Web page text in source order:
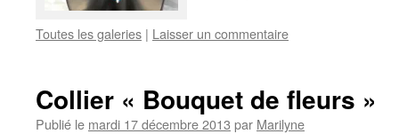
Toutes les galeries | Laisser un commentaire
Collier « Bouquet de fleurs »
Publié le mardi 17 décembre 2013 par Marilyne